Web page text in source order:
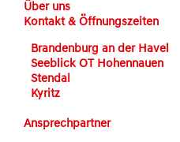
Über uns
Kontakt & Öffnungszeiten
Brandenburg an der Havel
Seeblick OT Hohennauen
Stendal
Kyritz
Ansprechpartner